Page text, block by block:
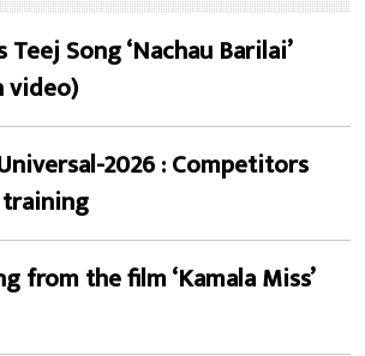
Teej Song ‘Nachau Barilai’
video)
2026 : Competitors
from the film ‘Kamala Miss’